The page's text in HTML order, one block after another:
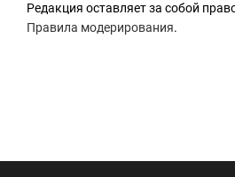
Редакция оставляет за собой
Правила модерирования.